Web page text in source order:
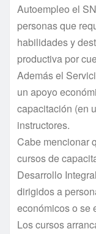
Autoempleo el
personas que
habilidades y
productiva por
Además el
un apoyo
capacitación (en
instructores.
Cabe mencionar
cursos de
Desarrollo
dirigidos a
económicos o se
Los cursos